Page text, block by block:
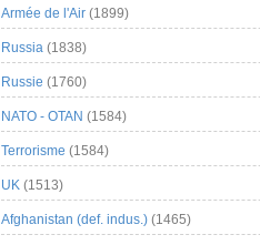
Armée de l'Air (1899)
Russia (1838)
Russie (1760)
NATO - OTAN (1584)
Terrorisme (1584)
UK (1513)
Afghanistan (def. indus.) (1465)